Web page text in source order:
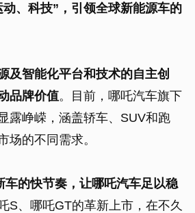
动、科技”，引领全球新能源车的
及智能化平台和技术的自主创
品牌价值。目前，哪吒汽车旗下
露峥嵘，涵盖轿车、SUV和跑
场的不同需求。
车的快节奏，让哪吒汽车足以稳
S、哪吒GT的革新上市，在不久